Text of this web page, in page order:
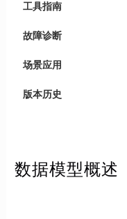
工具指南
故障诊断
场景应用
版本历史
数据模型概述